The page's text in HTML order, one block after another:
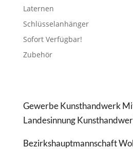
Laternen
Schlüsselanhänger
Sofort Verfügbar!
Zubehör
Gewerbe Kunsthandwerk
Landesinnung
Bezirkshauptmannschaft